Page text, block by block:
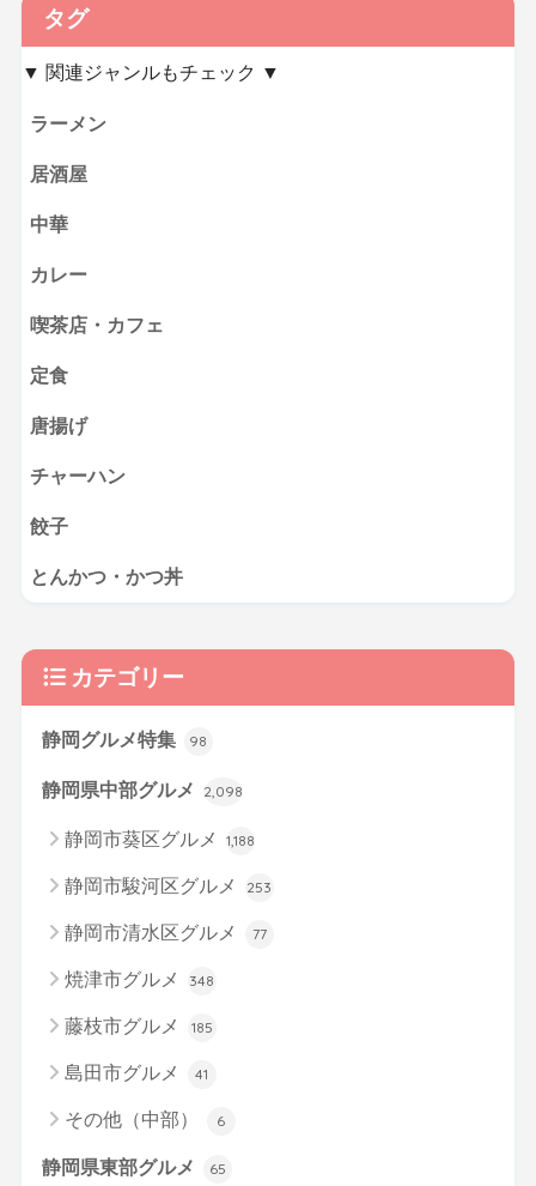
タグ
▼ 関連ジャンルもチェック ▼
ラーメン
居酒屋
中華
カレー
喫茶店・カフェ
定食
唐揚げ
チャーハン
餃子
とんかつ・かつ丼
カテゴリー
静岡グルメ特集 98
静岡県中部グルメ 2,098
静岡市葵区グルメ 1,188
静岡市駿河区グルメ 253
静岡市清水区グルメ 77
焼津市グルメ 348
藤枝市グルメ 185
島田市グルメ 41
その他（中部） 6
静岡県東部グルメ 65